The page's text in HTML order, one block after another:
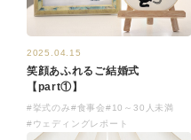
2025.04.15
笑顔あふれるご結婚式
【part①】
#挙式のみ#食事会#10～30人未満
#ウェディングレポート